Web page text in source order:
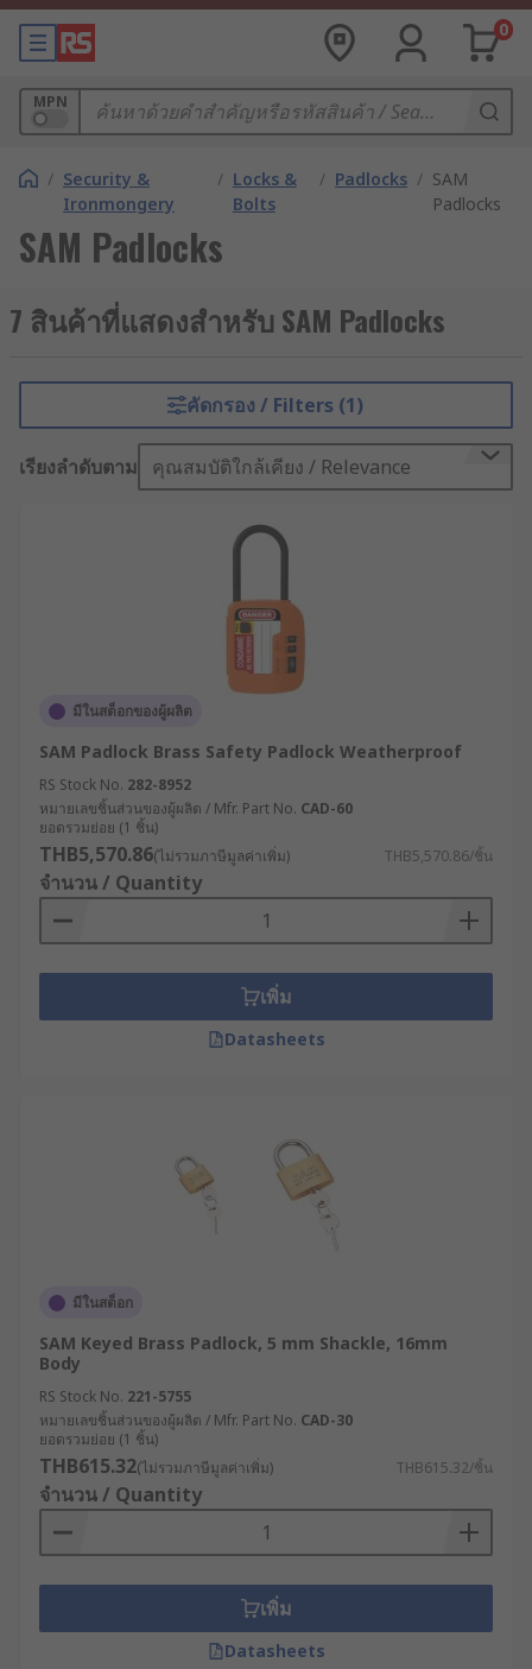
0
MPN
/ Security &
Ironmongery
/ Locks &
Bolts
/ Padlocks / SAM
Padlocks
SAM Padlocks
7 สินค้าที่แสดงสำหรับ SAM Padlocks
คัดกรอง / Filters (1)
เรียงลำดับตาม คุณสมบัติใกล้เคียง / Relevance
มีในสต็อกของผู้ผลิต
SAM Padlock Brass Safety Padlock Weatherproof
RS Stock No. 282-8952
หมายเลขชิ้นส่วนของผู้ผลิต / Mfr. Part No. CAD-60
ยอดรวมย่อย (1 ชิ้น)
THB5,570.86(ไม่รวมภาษีมูลค่าเพิ่ม) THB5,570.86/ชิ้น
จำนวน / Quantity
เพิ่ม
Datasheets
มีในสต็อก
SAM Keyed Brass Padlock, 5 mm Shackle, 16mm
Body
RS Stock No. 221-5755
หมายเลขชิ้นส่วนของผู้ผลิต / Mfr. Part No. CAD-30
ยอดรวมย่อย (1 ชิ้น)
THB615.32(ไม่รวมภาษีมูลค่าเพิ่ม) THB615.32/ชิ้น
จำนวน / Quantity
เพิ่ม
Datasheets